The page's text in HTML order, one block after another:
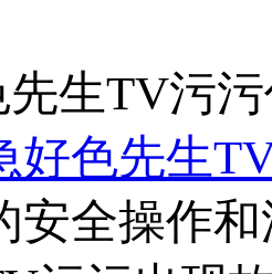
生TV污污
好色先生
全操作和